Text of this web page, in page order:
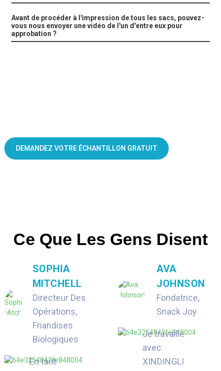
Avant de procéder à l'impression de tous les sacs, pouvez-
vous nous envoyer une vidéo de l'un d'entre eux pour
approbation ?
DEMANDEZ VOTRE ÉCHANTILLON GRATUIT
Ce Que Les Gens Disent
SOPHIA
MITCHELL
Directeur Des
Opérations,
Friandises
Biologiques
En tant
AVA
JOHNSON
Fondatrice,
Snack Joy
Je travaille
avec
XINDINGLI